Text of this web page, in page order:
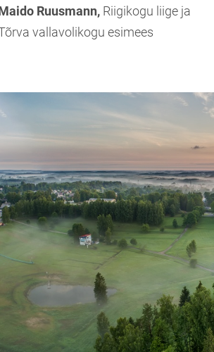
Ruusmann, Riigikogu liige ja
vallavolikogu esimees